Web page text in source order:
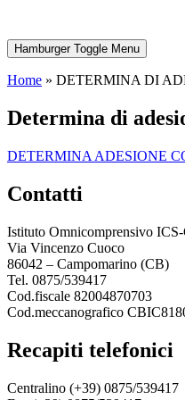
Hamburger Toggle Menu
Home » DETERMINA DI
determina di
DETERMINA ADESIONE
contatti
Istituto Omnicomprensivo
Via Vincenzo Cuoco
86042 – Campomarino (CB)
Tel. 0875/539417
Cod.fiscale 82004870703
Cod.meccanografico
recapiti telefonici
Centralino (+39) 0875/539417